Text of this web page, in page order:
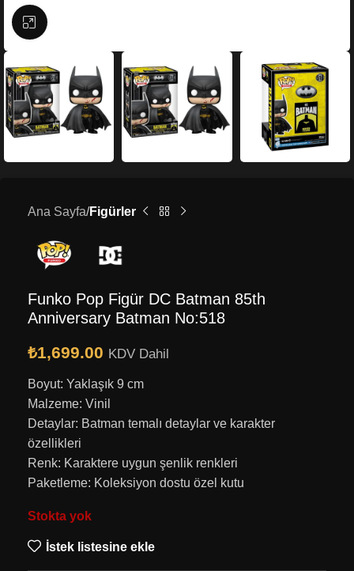
Büyütmek için tıklayın
Ana Sayfa Figürler
Funko Pop Figür DC Batman 85th
Anniversary Batman No:518
₺1,699.00 KDV Dahil
Boyut: Yaklaşık 9 cm
Malzeme: Vinil
Detaylar: Batman temalı detaylar ve karakter
özellikleri
Renk: Karaktere uygun şenlik renkleri
Paketleme: Koleksiyon dostu özel kutu
Stokta yok
İstek listesine ekle